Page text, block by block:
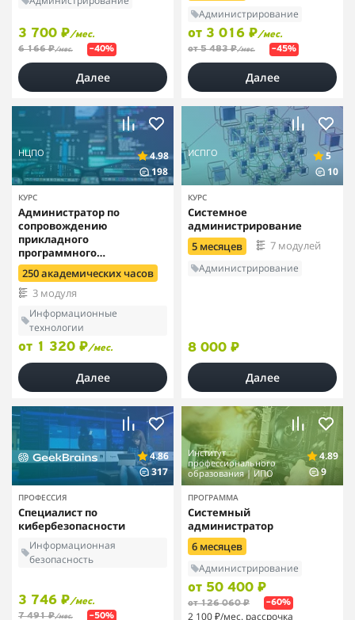
3 700 ₽/мес.
6 166 ₽/мес. –40%
Далее
Администрирование
от 3 016 ₽/мес.
от 5 483 ₽/мес. –45%
Далее
НЦПО
4.98
198
КУРС
Администратор по
сопровождению
прикладного
программного
обеспечения
250 академических часов
3 модуля
Информационные
технологии
от 1 320 ₽/мес.
Далее
ИСПГО
5
10
КУРС
Системное
администрирование
5 месяцев
7 модулей
Администрирование
8 000 ₽
Далее
4.86
317
ПРОФЕССИЯ
Специалист по
кибербезопасности
Информационная
безопасность
3 746 ₽/мес.
7 491 ₽/мес. –50%
Институт
профессионального
образования | ИПО
4.89
9
ПРОГРАММА
Системный
администратор
6 месяцев
Администрирование
от 50 400 ₽
от 126 060 ₽ –60%
2 100 ₽/мес. рассрочка